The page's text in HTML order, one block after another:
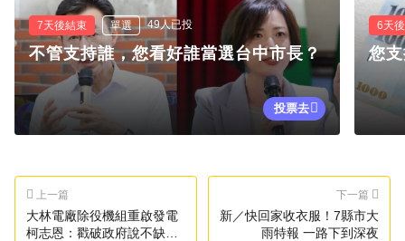
7天後結束 單選 49人已投
不管支持誰，您看好誰當選台中市長？
投票去
6天
您
上一篇
大林電廠除役機組重啟發電
柯志恩：戳破政府說不缺
下一篇
新／快回家收衣服！7縣市大
雨特報 一路下到深夜